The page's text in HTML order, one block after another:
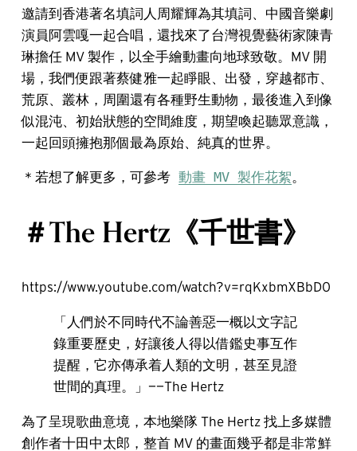
邀請到香港著名填詞人周耀輝為其填詞、中國音樂劇
演員阿雲嘎一起合唱，還找來了台灣視覺藝術家陳青
琳擔任 MV 製作，以全手繪動畫向地球致敬。MV 開
場，我們便跟著蔡健雅一起睜眼、出發，穿越都市、
荒原、叢林，周圍還有各種野生動物，最後進入到像
似混沌、初始狀態的空間維度，期望喚起聽眾意識，
一起回頭擁抱那個最為原始、純真的世界。
＊若想了解更多，可參考 動畫 MV 製作花絮。
＃The Hertz《千世書》
https://www.youtube.com/watch?v=rqKxbmXBbD0
「人們於不同時代不論善惡一概以文字記
錄重要歷史，好讓後人得以借鑑史事互作
提醒，它亦傳承着人類的文明，甚至見證
世間的真理。」——The Hertz
為了呈現歌曲意境，本地樂隊 The Hertz 找上多媒體
創作者十田中太郎，整首 MV 的畫面幾乎都是非常鮮